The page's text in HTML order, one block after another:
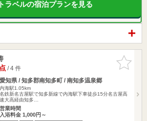
ラベルの宿泊プランを見る
お気に入
りに追加
/ 4 件
愛知県 / 知多郡南知多町 / 南知多温泉郷
内海駅1.05km
名鉄新名古屋駅で知多新線で内海駅下車徒歩15分名古屋高
速大高経由知多…
営業時間
入浴料金 1,000円～